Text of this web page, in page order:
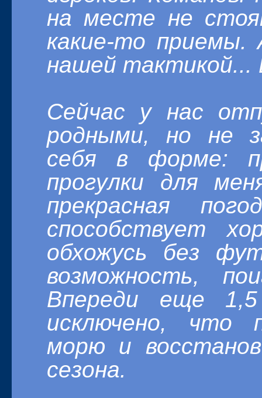
на месте не
какие-то
нашей
Сейчас у нас
родными, но не
себя в форме:
прогулки для
прекрасная
способствует
обхожусь без
возможность,
Впереди еще
исключено, что
морю и
сезона.